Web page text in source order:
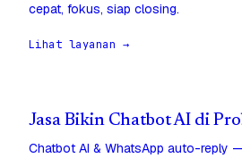
cepat, fokus, siap closing.
Lihat layanan →
Jasa Bikin Chatbot AI di
Chatbot AI & WhatsApp auto-reply